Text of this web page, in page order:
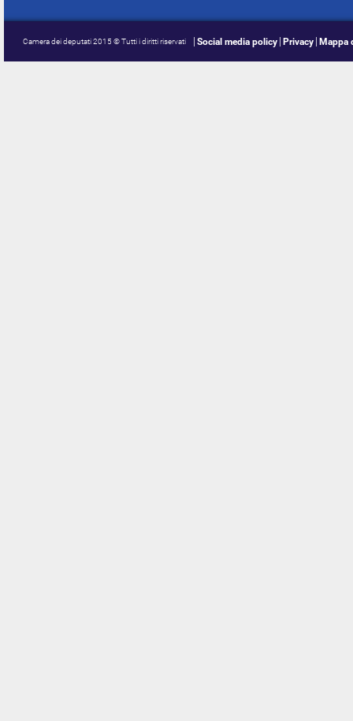
Camera dei deputati 2015 © Tutti i diritti riservati Social media policy Privacy Mappa